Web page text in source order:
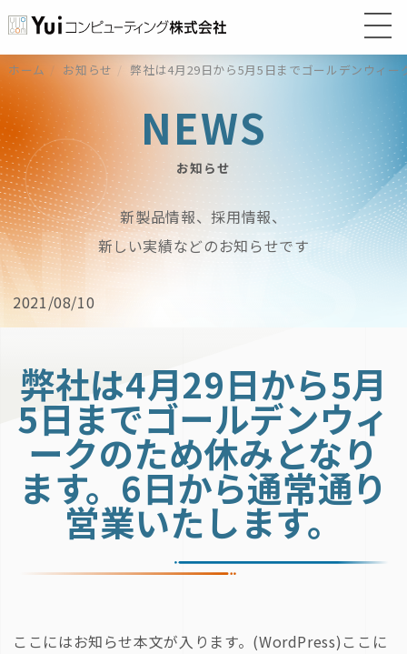
ホーム お知らせ 弊社は4月29日から5月5日までゴールデンウィ
NEWS
お知らせ
新製品情報、採用情報、
新しい実績などのお知らせです
2021/08/10
弊社は4月29日から5月
5日までゴールデンウィ
ークのため休みとなり
ます。6日から通常通り
営業いたします。
ここにはお知らせ本文が入ります。(WordPress)ここに